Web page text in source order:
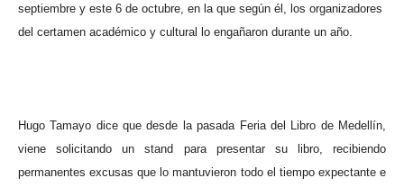
septiembre y este 6 de octubre, en la que según él, los organizadores
del certamen académico y cultural lo engañaron durante un año.
Hugo Tamayo dice que desde la pasada Feria del Libro de Medellín,
viene solicitando un stand para presentar su libro, recibiendo
permanentes excusas que lo mantuvieron todo el tiempo expectante e